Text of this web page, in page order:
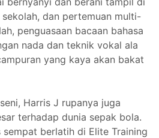
dan pertemuan multi-
penguasaan bacaan bahasa
nada dan teknik vokal ala
yang kaya akan bakat
Harris J rupanya juga
terhadap dunia sepak bola.
sempat berlatih di Elite Training